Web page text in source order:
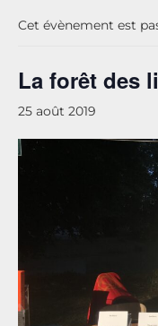
Cet évènement est
La forêt des
25 août 2019